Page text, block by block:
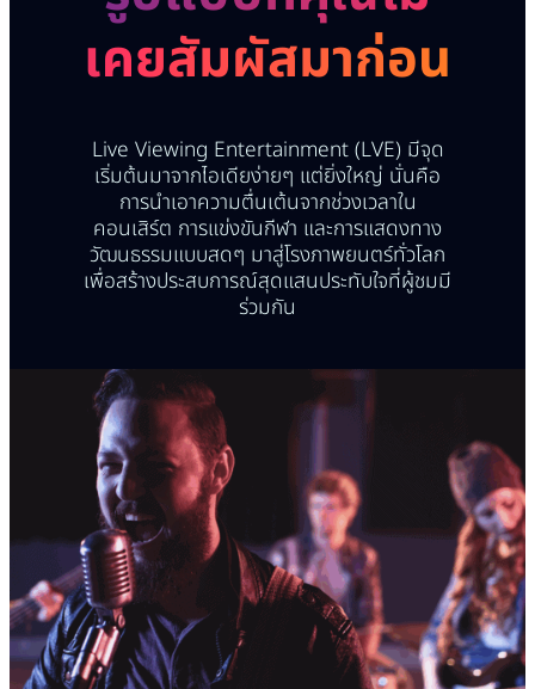
เคยสัมผัสมาก่อน
Live Viewing Entertainment (LVE) มีจุด
เริ่มต้นมาจากไอเดียง่ายๆ แต่ยิ่งใหญ่ นั่นคือ
การนำเอาความตื่นเต้นจากช่วงเวลาใน
คอนเสิร์ต การแข่งขันกีฬา และการแสดงทาง
วัฒนธรรมแบบสดๆ มาสู่โรงภาพยนตร์ทั่วโลก
เพื่อสร้างประสบการณ์สุดแสนประทับใจที่ผู้ชมมี
ร่วมกัน